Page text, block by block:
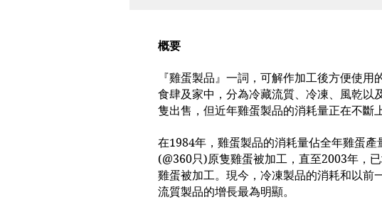
概要
『雞蛋製品』一詞，可解作加工後方便使用
食肆及家中，分為冷藏流質、冷凍、風乾以
隻出售，但近年雞蛋製品的消耗量正在不斷上
在1984年，雞蛋製品的消耗量佔全年雞蛋
(@360只)原隻雞蛋被加工，直至2003年，
雞蛋被加工。現今，冷凍製品的消耗和以前
流質製品的增長最為明顯。